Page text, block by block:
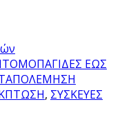
ΕΩΣ
, ΣΥΣΚΕΥΕΣ